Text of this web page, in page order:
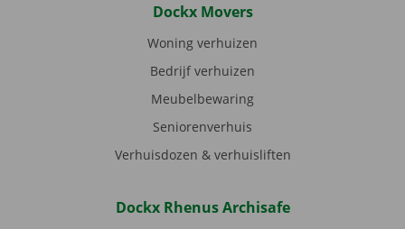
Dockx Movers
Woning verhuizen
Bedrijf verhuizen
Meubelbewaring
Seniorenverhuis
Verhuisdozen & verhuisliften
Dockx Rhenus Archisafe